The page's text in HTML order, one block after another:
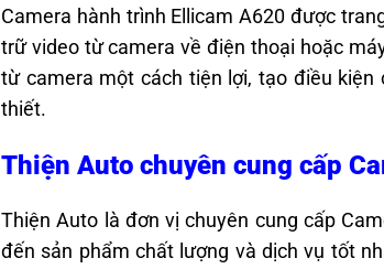
Camera hành trình Ellicam A620 được
trữ video từ camera về điện thoại hoặc
từ camera một cách tiện lợi, tạo điều kiện
thiết.
Thiện Auto chuyên cung cấp
Thiện Auto là đơn vị chuyên cung cấp
đến sản phẩm chất lượng và dịch vụ tốt